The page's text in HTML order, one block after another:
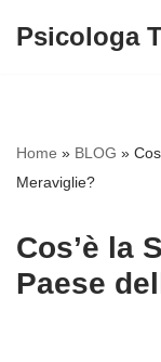
Psicologa
Home » BLOG »
Meraviglie?
Cos’è la
Paese